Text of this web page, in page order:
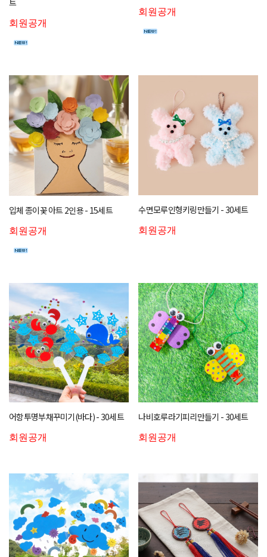
트
회원공개
회원공개
입체 종이꽃 아트 2인용 - 15세트
회원공개
수면모루인형키링만들기 - 30세트
회원공개
어항투명부채꾸미기(바다) - 30세트
회원공개
나비호루라기피리만들기 - 30세트
회원공개